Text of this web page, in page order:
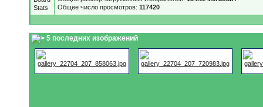
Общее число просмотров: 117420
5 последних изображений